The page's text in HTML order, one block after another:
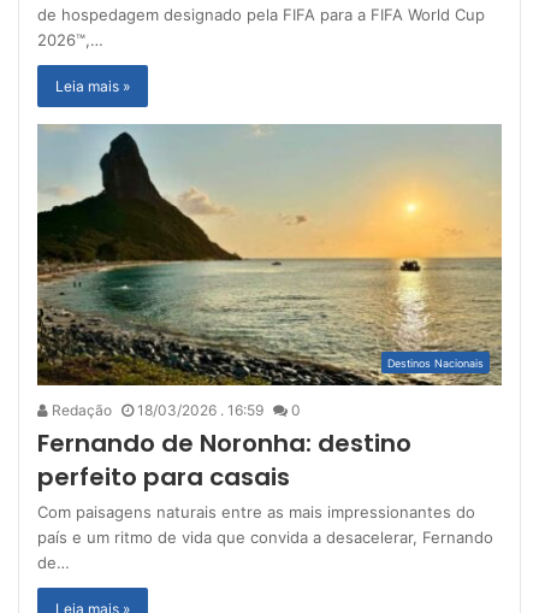
de hospedagem designado pela FIFA para a FIFA World Cup
2026™,…
Leia mais »
Destinos Nacionais
Redação 18/03/2026 . 16:59 0
Fernando de Noronha: destino
perfeito para casais
Com paisagens naturais entre as mais impressionantes do
país e um ritmo de vida que convida a desacelerar, Fernando
de…
Leia mais »